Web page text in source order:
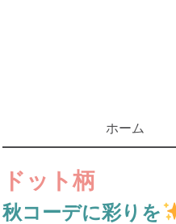
ホーム
ドット柄
秋コーデに彩りを